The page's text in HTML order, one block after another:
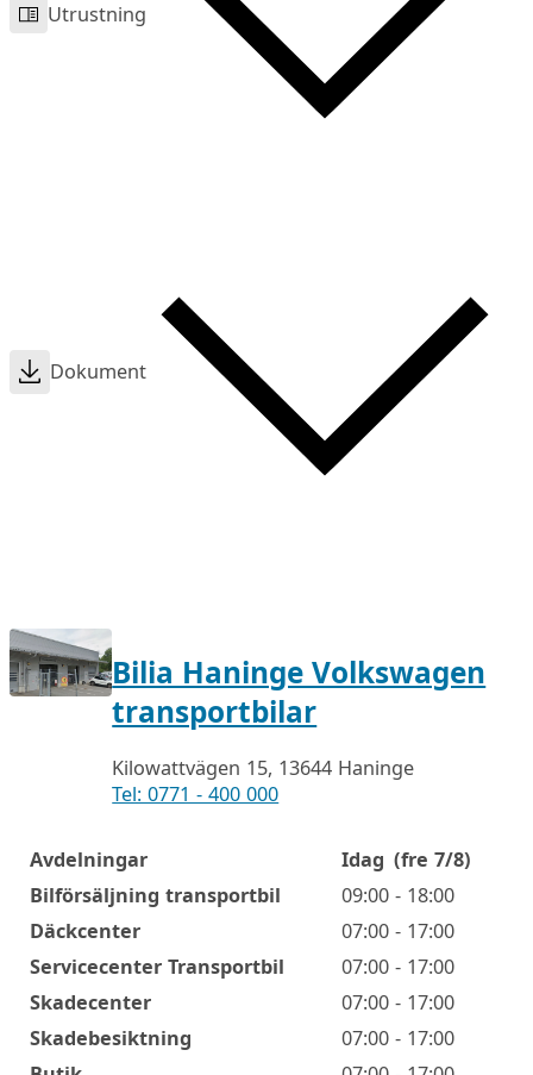
Utrustning
Dokument
Bilia Haninge Volkswagen
transportbilar
Kilowattvägen 15, 13644 Haninge
Tel: 0771 - 400 000
Öppettider
Avdelningar Idag (fre 7/8)
Bilförsäljning transportbil
09:00 - 18:00
Däckcenter
07:00 - 17:00
Servicecenter Transportbil
07:00 - 17:00
Skadecenter
07:00 - 17:00
Skadebesiktning
07:00 - 17:00